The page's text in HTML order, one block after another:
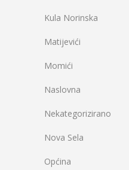
Kula Norinska
Matijevići
Momići
Naslovna
Nekategorizirano
Nova Sela
Općina